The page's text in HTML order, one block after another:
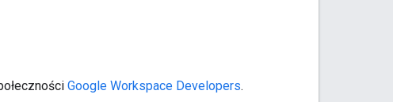
Google Workspace Developers.